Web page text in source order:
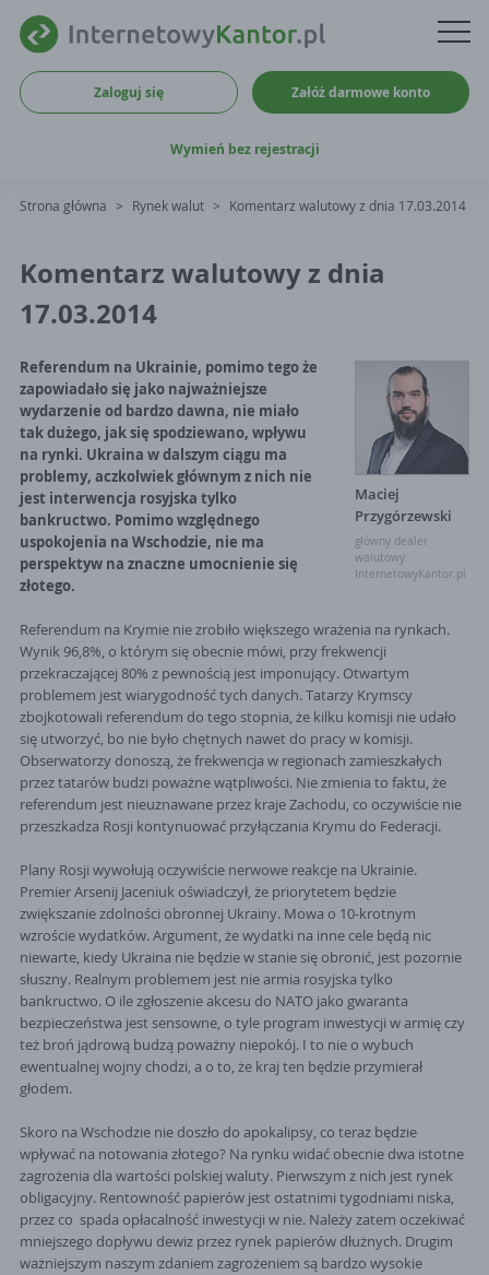
Zaloguj się Załóż darmowe konto
Wymień bez rejestracji
Strona główna > Rynek walut > Komentarz walutowy z dnia 17.03.2014
Komentarz walutowy z dnia
17.03.2014
Maciej
Przygórzewski
główny dealer
walutowy
InternetowyKantor.pl
Referendum na Ukrainie, pomimo tego że
zapowiadało się jako najważniejsze
wydarzenie od bardzo dawna, nie miało
tak dużego, jak się spodziewano, wpływu
na rynki. Ukraina w dalszym ciągu ma
problemy, aczkolwiek głównym z nich nie
jest interwencja rosyjska tylko
bankructwo. Pomimo względnego
uspokojenia na Wschodzie, nie ma
perspektyw na znaczne umocnienie się
złotego.
Referendum na Krymie nie zrobiło większego wrażenia na rynkach.
Wynik 96,8%, o którym się obecnie mówi, przy frekwencji
przekraczającej 80% z pewnością jest imponujący. Otwartym
problemem jest wiarygodność tych danych. Tatarzy Krymscy
zbojkotowali referendum do tego stopnia, że kilku komisji nie udało
się utworzyć, bo nie było chętnych nawet do pracy w komisji.
Obserwatorzy donoszą, że frekwencja w regionach zamieszkałych
przez tatarów budzi poważne wątpliwości. Nie zmienia to faktu, że
referendum jest nieuznawane przez kraje Zachodu, co oczywiście nie
przeszkadza Rosji kontynuować przyłączania Krymu do Federacji.
Plany Rosji wywołują oczywiście nerwowe reakcje na Ukrainie.
Premier Arsenij Jaceniuk oświadczył, że priorytetem będzie
zwiększanie zdolności obronnej Ukrainy. Mowa o 10-krotnym
wzroście wydatków. Argument, że wydatki na inne cele będą nic
niewarte, kiedy Ukraina nie będzie w stanie się obronić, jest pozornie
słuszny. Realnym problemem jest nie armia rosyjska tylko
bankructwo. O ile zgłoszenie akcesu do NATO jako gwaranta
bezpieczeństwa jest sensowne, o tyle program inwestycji w armię czy
też broń jądrową budzą poważny niepokój. I to nie o wybuch
ewentualnej wojny chodzi, a o to, że kraj ten będzie przymierał
głodem.
Skoro na Wschodzie nie doszło do apokalipsy, co teraz będzie
wpływać na notowania złotego? Na rynku widać obecnie dwa istotne
zagrożenia dla wartości polskiej waluty. Pierwszym z nich jest rynek
obligacyjny. Rentowność papierów jest ostatnimi tygodniami niska,
przez co spada opłacalność inwestycji w nie. Należy zatem oczekiwać
mniejszego dopływu dewiz przez rynek papierów dłużnych. Drugim
ważniejszym naszym zdaniem zagrożeniem są bardzo wysokie